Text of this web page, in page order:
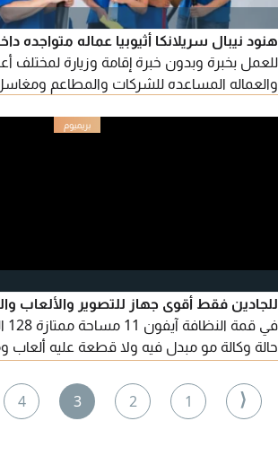
هنود نيبال سريلانكا أثيوبيا عماله متواجده
للعمل بخبرة وبدون خبرة إقامة وزيارة لمختلف
والعماله المساعده للشركات والمطاعم
للجادين فقط أقوى جهاز للتصوير والألعاب
حالة وكالة مو مبدل فيه ولا قطعة عليه ألعاب
⟨
1
2
3
4